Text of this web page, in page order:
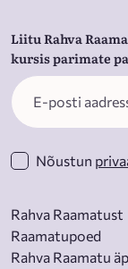
Liitu Rahva
kursis parimate
Nõustun
Rahva Raamatust
Raamatupoed
Rahva Raamatu